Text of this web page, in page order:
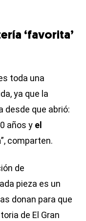
‘favorita’
toda una
ya que la
desde que abrió:
años y el
”, comparten.
de
pieza es un
donan para que
de El Gran